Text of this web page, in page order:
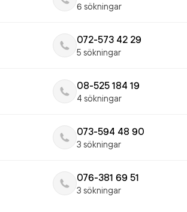
6 sökningar
072-573 42 29
5 sökningar
08-525 184 19
4 sökningar
073-594 48 90
3 sökningar
076-381 69 51
3 sökningar